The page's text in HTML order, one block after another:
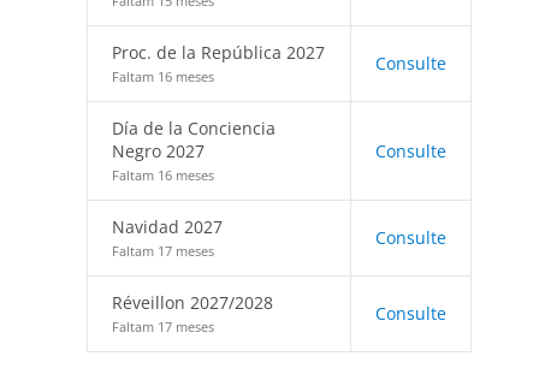
Proc. de la República 2027
Faltam 16 meses
Consulte
Día de la Conciencia
Negro 2027
Faltam 16 meses
Consulte
Navidad 2027
Faltam 17 meses
Consulte
Réveillon 2027/2028
Faltam 17 meses
Consulte